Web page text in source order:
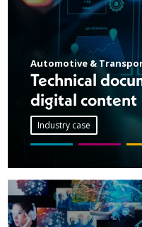
Automotive &
Technical
digital content
Industry case